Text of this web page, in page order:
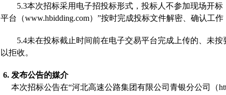
5.3本次招标采用电子招投标形式，投标人不参加现场开
平台（www.hbidding.com）”按时完成投标文件解密、确认工
5.4未在投标截止时间前在电子交易平台完成上传的、未
以拒收。
6. 发布公告的媒介
本次招标公告在“河北高速公路集团有限公司青银分公司（